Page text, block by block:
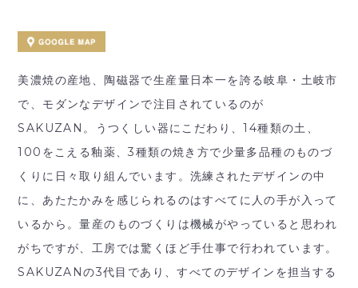
美濃焼の産地、陶磁器で生産量日本一を誇る岐阜・土岐市
で、モダンなデザインで注目されているのが
SAKUZAN。うつくしい器にこだわり、14種類の土、
100をこえる釉薬、3種類の焼き方で少量多品種のものづ
くりに日々取り組んでいます。洗練されたデザインの中
に、あたたかみを感じられるのはすべてに人の手が入って
いるから。量産のものづくりは機械がやっていると思われ
がちですが、工房では驚くほど手仕事で行われています。
SAKUZANの3代目であり、すべてのデザインを担当する